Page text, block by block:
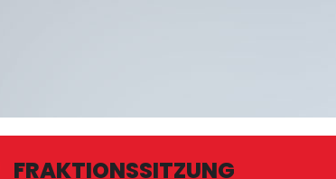
FRAKTIONSSITZUNG